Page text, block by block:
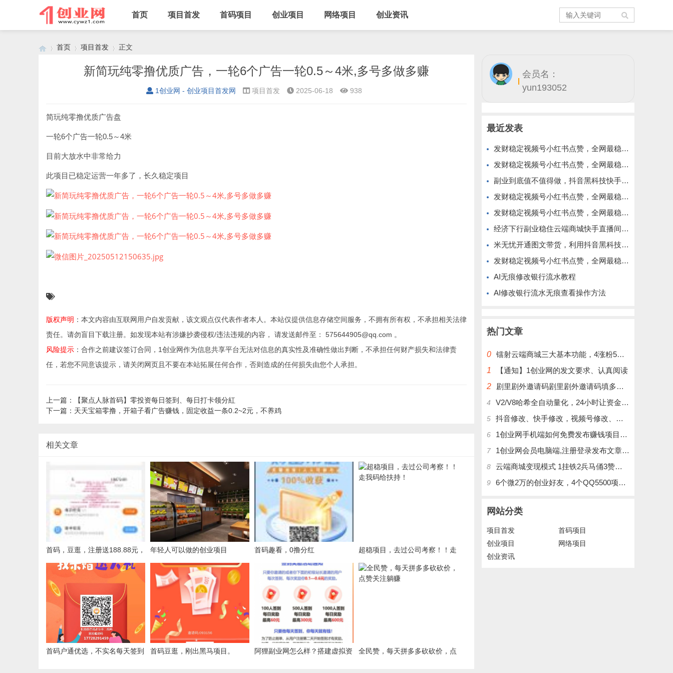
首页 项目首发 首码项目 创业项目 网络项目 创业资讯
首页 项目首发 正文
新简玩纯零撸优质广告，一轮6个广告一轮0.5～4米,多号多做多赚
1创业网 - 创业项目首发网 项目首发 2025-06-18 938
简玩纯零撸优质广告盘
一轮6个广告一轮0.5～4米
目前大放水中非常给力
此项目已稳定运营一年多了，长久稳定项目
版权声明 ：本文内容由互联网用户自发贡献，该文观点仅代表作者本人。本站仅提供信息存储空间服务，不拥有所有权，不承担相关法律
责任。请勿盲目下载注册。如发现本站有涉嫌抄袭侵权/违法违规的内容， 请发送邮件至： 575644905@qq.com 。
风险提示 ：合作之前建议签订合同，1创业网作为信息共享平台无法对信息的真实性及准确性做出判断，不承担任何财产损失和法律责
任，若您不同意该提示，请关闭网页且不要在本站拓展任何合作，否则造成的任何损失由您个人承担。
上一篇：【聚点人脉首码】零投资每日签到、每日打卡领分紅
下一篇：天天宝箱零撸，开箱子看广告赚钱，固定收益一条0.2~2元，不养鸡
相关文章
首码，豆逛，注册送188.88元，
每日分红，全程零投资
年轻人可以做的创业项目 首码趣看，0撸分红
超稳项目，去过公司考察！！走
我码给扶持！
首码户通优选，不实名每天签到
首码豆逛，刚出黑马项目。
阿狸副业网怎么样？搭建虚拟资
全民赞，每天拼多多砍砍价，点
会员名：
yun193052
最近发表
发财稳定视频号小红书点赞，全网最稳定绿色的项目，价格拉满的哦
发财稳定视频号小红书点赞，全网最稳定绿色的项目，今年再加油
副业到底值不值得做，抖音黑科技快手上人涨粉云端商城真能逆袭赚钱
发财稳定视频号小红书点赞，全网最稳定绿色的项目，完美来拉新
发财稳定视频号小红书点赞，全网最稳定绿色的项目，完全自动了
经济下行副业稳住云端商城快手直播间挂铁涨粉丝抖音黑科技实操
米无忧开通图文带货，利用抖音黑科技商城快速涨粉1000+，单日变现2W！
发财稳定视频号小红书点赞，全网最稳定绿色的项目，完美自动了
AI无痕修改银行流水教程
AI修改银行流水无痕查看操作方法
热门文章
0 镭射云端商城三大基本功能，4涨粉5涨播放量6挂铁，为你揭开真实的面纱!
1
【通知】1创业网的发文要求、认真阅读
2
剧里剧外邀请码剧里剧外邀请码填多少呢？
4 V2/V8哈希全自动量化，24小时让资金为你打工！
5 抖音修改、快手修改，视频号修改、大屏修改|橱窗修改|抖店修改|、招代理可单独购买
6 1创业网手机端如何免费发布赚钱项目文章
7 1创业网会员电脑端,注册登录发布文章,操作介绍
8 云端商城变现模式 1挂铁2兵马俑3赞刷4涨粉，带你玩.赚风口项日
9 6个微2万的创业好友，4个QQ5500项目好友，QQ每天在线人数2400人、承接朋友圈广告投放
网站分类
项目首发
首码项目
创业项目
网络项目
创业资讯